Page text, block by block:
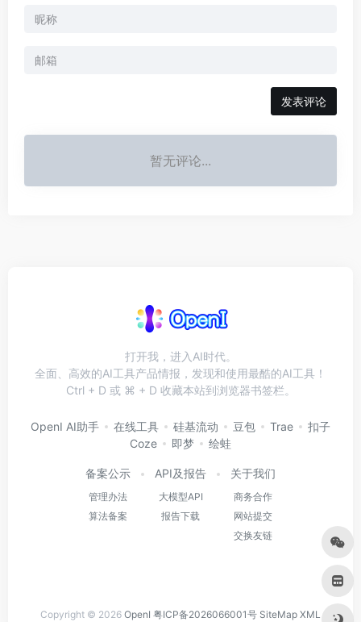
发表评论
暂无评论...
打开我，进入AI时代。
全面、高效的AI工具产品情报，发现和使用最酷的AI工具！
Ctrl + D 或 ⌘ + D 收藏本站到浏览器书签栏。
OpenI AI助手 在线工具 硅基流动 豆包 Trae
扣子
Coze
即梦 绘蛙
备案公示
管理办法
算法备案
API及报告
大模型API
报告下载
关于我们
商务合作
网站提交
交换友链
Copyright © 2026 OpenI 粤ICP备2026066001号 SiteMap XML